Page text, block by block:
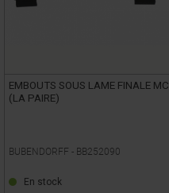
EMBOUTS SOUS LAME FINALE MC
(LA PAIRE)
BUBENDORFF - BB252090
En stock